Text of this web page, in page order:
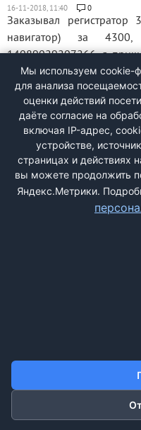
0
Заказывал
навигатор) за
14089029207266, а
стоит 1000, 0 рублей. Как
Мы используем cookie-
для анализа
оценки действий
даёте согласие на
включая IP-адрес,
устройстве,
страницах и действиях
вы можете продолжить
Яндекс.Метрики.